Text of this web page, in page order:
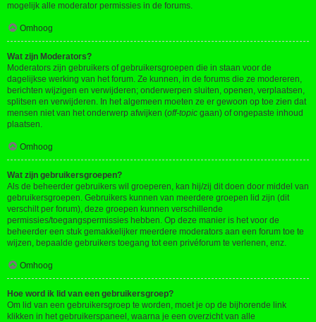
mogelijk alle moderator permissies in de forums.
Omhoog
Wat zijn Moderators?
Moderators zijn gebruikers of gebruikersgroepen die in staan voor de
dagelijkse werking van het forum. Ze kunnen, in de forums die ze modereren,
berichten wijzigen en verwijderen; onderwerpen sluiten, openen, verplaatsen,
splitsen en verwijderen. In het algemeen moeten ze er gewoon op toe zien dat
mensen niet van het onderwerp afwijken (off-topic gaan) of ongepaste inhoud
plaatsen.
Omhoog
Wat zijn gebruikersgroepen?
Als de beheerder gebruikers wil groeperen, kan hij/zij dit doen door middel van
gebruikersgroepen. Gebruikers kunnen van meerdere groepen lid zijn (dit
verschilt per forum), deze groepen kunnen verschillende
permissies/toegangspermissies hebben. Op deze manier is het voor de
beheerder een stuk gemakkelijker meerdere moderators aan een forum toe te
wijzen, bepaalde gebruikers toegang tot een privéforum te verlenen, enz.
Omhoog
Hoe word ik lid van een gebruikersgroep?
Om lid van een gebruikersgroep te worden, moet je op de bijhorende link
klikken in het gebruikerspaneel, waarna je een overzicht van alle